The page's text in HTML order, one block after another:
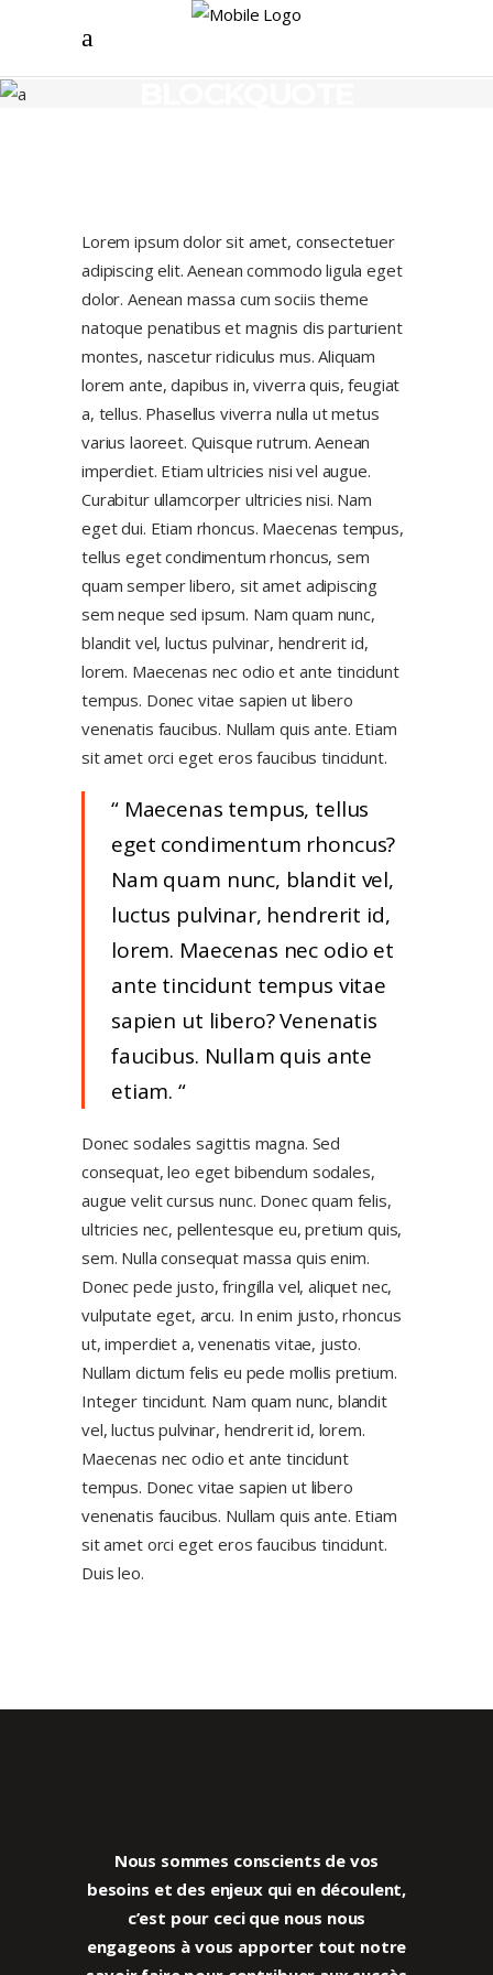
Lorem ipsum dolor sit amet, consectetuer
adipiscing elit. Aenean commodo ligula eget
dolor. Aenean massa cum sociis theme
natoque penatibus et magnis dis parturient
montes, nascetur ridiculus mus. Aliquam
lorem ante, dapibus in, viverra quis, feugiat
a, tellus. Phasellus viverra nulla ut metus
varius laoreet. Quisque rutrum. Aenean
imperdiet. Etiam ultricies nisi vel augue.
Curabitur ullamcorper ultricies nisi. Nam
eget dui. Etiam rhoncus. Maecenas tempus,
tellus eget condimentum rhoncus, sem
quam semper libero, sit amet adipiscing
sem neque sed ipsum. Nam quam nunc,
blandit vel, luctus pulvinar, hendrerit id,
lorem. Maecenas nec odio et ante tincidunt
tempus. Donec vitae sapien ut libero
venenatis faucibus. Nullam quis ante. Etiam
sit amet orci eget eros faucibus tincidunt.
Maecenas tempus, tellus
eget condimentum rhoncus?
Nam quam nunc, blandit vel,
luctus pulvinar, hendrerit id,
lorem. Maecenas nec odio et
ante tincidunt tempus vitae
sapien ut libero? Venenatis
faucibus. Nullam quis ante
etiam.
Donec sodales sagittis magna. Sed
consequat, leo eget bibendum sodales,
augue velit cursus nunc. Donec quam felis,
ultricies nec, pellentesque eu, pretium quis,
sem. Nulla consequat massa quis enim.
Donec pede justo, fringilla vel, aliquet nec,
vulputate eget, arcu. In enim justo, rhoncus
ut, imperdiet a, venenatis vitae, justo.
Nullam dictum felis eu pede mollis pretium.
Integer tincidunt. Nam quam nunc, blandit
vel, luctus pulvinar, hendrerit id, lorem.
Maecenas nec odio et ante tincidunt
tempus. Donec vitae sapien ut libero
venenatis faucibus. Nullam quis ante. Etiam
sit amet orci eget eros faucibus tincidunt.
Duis leo.
Nous sommes conscients de vos
besoins et des enjeux qui en découlent,
c’est pour ceci que nous nous
engageons à vous apporter tout notre